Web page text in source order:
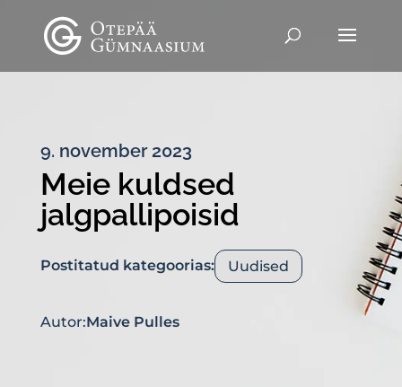
9. november 2023
Meie kuldsed
jalgpallipoisid
Postitatud kategoorias: Uudised
Autor:Maive Pulles